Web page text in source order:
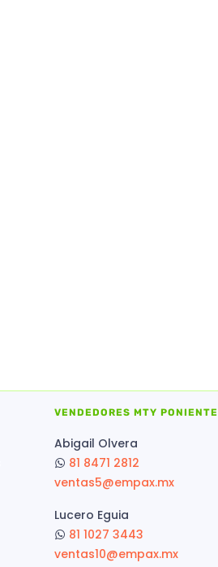
VENDEDORES MTY PONIENTE
Abigail Olvera
81 8471 2812
ventas5@empax.mx
Lucero Eguia
81 1027 3443
ventas10@empax.mx